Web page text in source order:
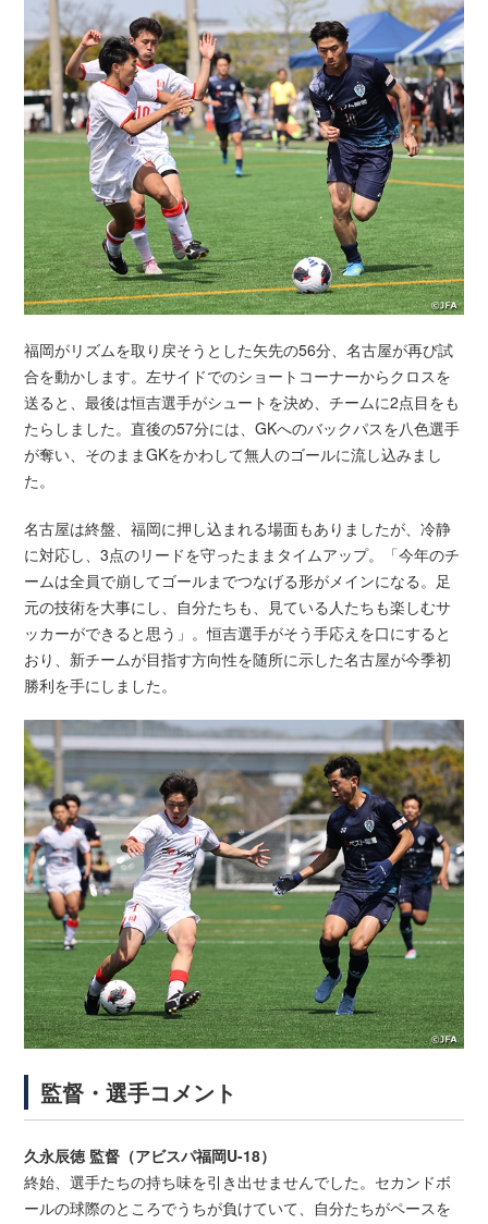
福岡がリズムを取り戻そうとした矢先の56分、名古屋が再び試
合を動かします。左サイドでのショートコーナーからクロスを
送ると、最後は恒吉選手がシュートを決め、チームに2点目をも
たらしました。直後の57分には、GKへのバックパスを八色選手
が奪い、そのままGKをかわして無人のゴールに流し込みまし
た。
名古屋は終盤、福岡に押し込まれる場面もありましたが、冷静
に対応し、3点のリードを守ったままタイムアップ。「今年のチ
ームは全員で崩してゴールまでつなげる形がメインになる。足
元の技術を大事にし、自分たちも、見ている人たちも楽しむサ
ッカーができると思う」。恒吉選手がそう手応えを口にすると
おり、新チームが目指す方向性を随所に示した名古屋が今季初
勝利を手にしました。
監督・選手コメント
久永辰徳 監督（アビスパ福岡U-18）
終始、選手たちの持ち味を引き出せませんでした。セカンドボ
ールの球際のところでうちが負けていて、自分たちがペースを